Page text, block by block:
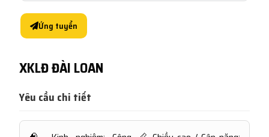
Ứng tuyển
XKLĐ ĐÀI LOAN
Yêu cầu chi tiết